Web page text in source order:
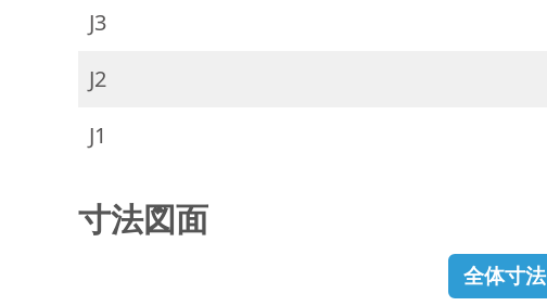
J3
J2
J1
寸法図面
全体寸法